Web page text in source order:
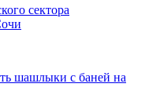
сектора
шашлыки с баней на